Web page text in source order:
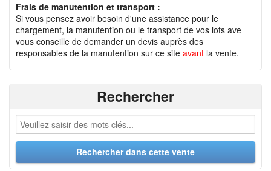
Frais de manutention et transport :
Si vous pensez avoir besoin d'une assistance pour le
chargement, la manutention ou le transport de vos lots ave
vous conseille de demander un devis auprès des
responsables de la manutention sur ce site avant la vente.
Rechercher